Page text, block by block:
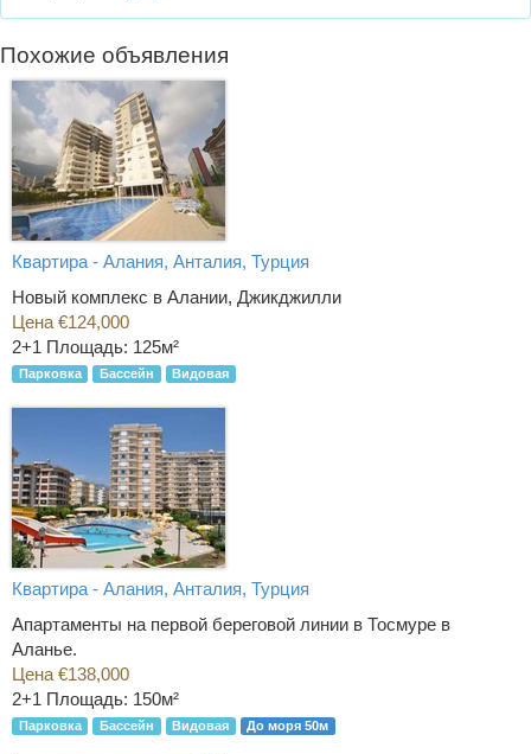
Похожие объявления
Квартира - Алания, Анталия, Турция
Новый комплекс в Алании, Джикджилли
Цена €124,000
2+1 Площадь: 125м²
Парковка Бассейн Видовая
Квартира - Алания, Анталия, Турция
Апартаменты на первой береговой линии в Тосмуре в
Аланье.
Цена €138,000
2+1 Площадь: 150м²
Парковка Бассейн Видовая До моря 50м